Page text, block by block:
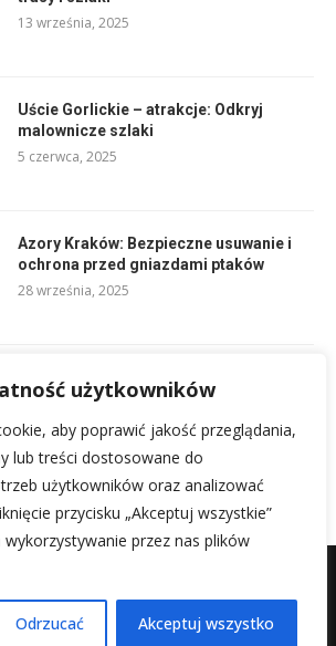
użytkowników
aby poprawić jakość przeglądania,
lub treści dostosowane do
użytkowników oraz analizować
przycisku „Akceptuj wszystkie”
przez nas plików
Odrzucać Akceptuj wszystko
13 września, 2025
Uście Gorlickie – atrakcje: Odkryj
malownicze szlaki
5 czerwca, 2025
Azory Kraków: Bezpieczne usuwanie i
ochrona przed gniazdami ptaków
28 września, 2025
Zamek Dunajec: Odkryj Perłę Dunajca i
Jego Legendy
17 września, 2025
Kontakt z nami